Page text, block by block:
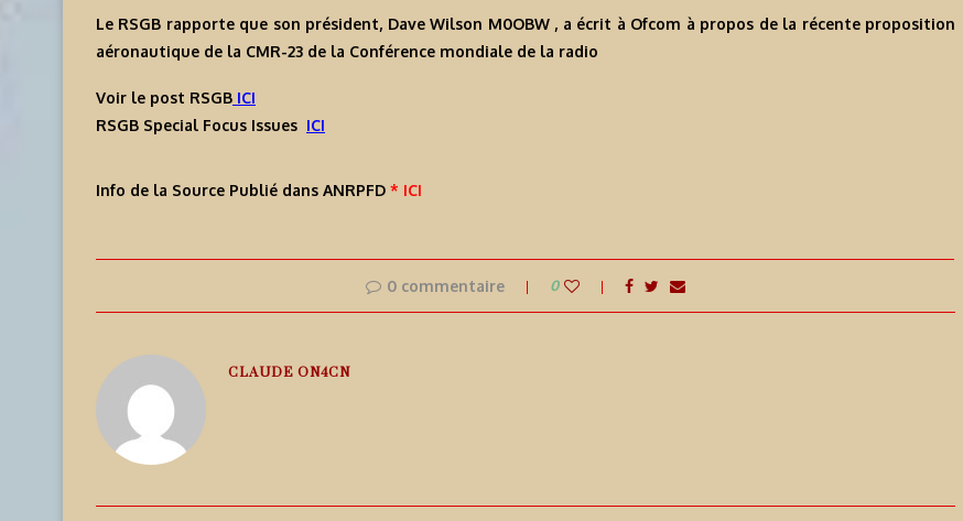
Le RSGB rapporte que son président, Dave Wilson M0OBW , a écrit à Ofcom à propos de la récente proposition
aéronautique de la CMR-23 de la Conférence mondiale de la radio
Voir le post RSGB ICI
RSGB Special Focus Issues ICI
Info de la Source Publié dans ANRPFD * ICI
0 commentaire 0
CLAUDE ON4CN